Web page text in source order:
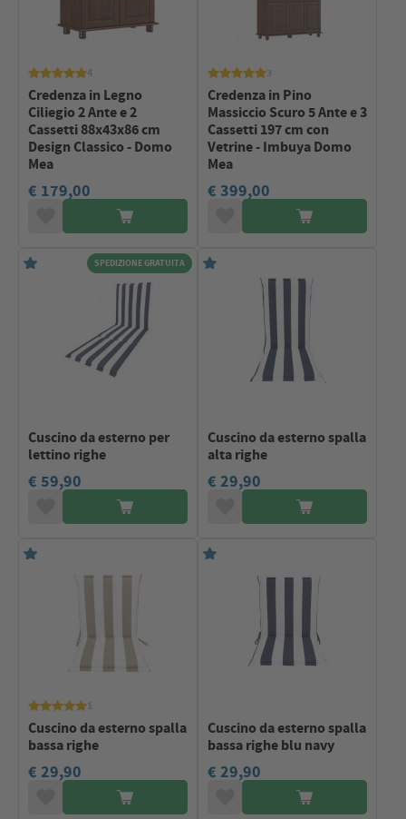
Credenza in Legno
Ciliegio 2 Ante e 2
Cassetti 88x43x86 cm
Design Classico - Domo
Mea
€ 179,00
Credenza in Pino
Massiccio Scuro 5 Ante e 3
Cassetti 197 cm con
Vetrine - Imbuya Domo
Mea
€ 399,00
SPEDIZIONE GRATUITA
Cuscino da esterno per
lettino righe
€ 59,90
Cuscino da esterno spalla
alta righe
€ 29,90
Cuscino da esterno spalla
bassa righe
€ 29,90
Cuscino da esterno spalla
bassa righe blu navy
€ 29,90